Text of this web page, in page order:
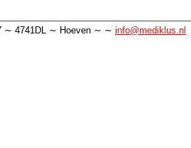
∼ 4741DL ∼ Hoeven ∼ ∼ info@mediklus.nl